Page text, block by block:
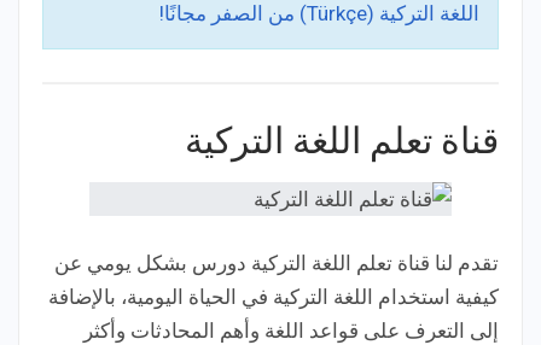
اللغة التركية (Türkçe) من الصفر مجانًا!
قناة تعلم اللغة التركية
تقدم لنا قناة تعلم اللغة التركية دورس بشكل يومي عن
كيفية استخدام اللغة التركية في الحياة اليومية، بالإضافة
إلى التعرف على قواعد اللغة وأهم المحادثات وأكثر